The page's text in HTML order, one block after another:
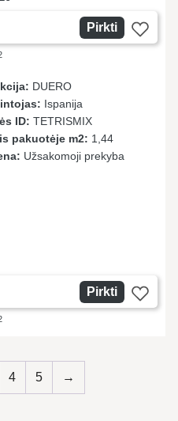
Pirkti
DUERO
Ispanija
ID: TETRISMIX
pakuotėje m2: 1,44
Užsakomoji prekyba
Pirkti
4 5 →